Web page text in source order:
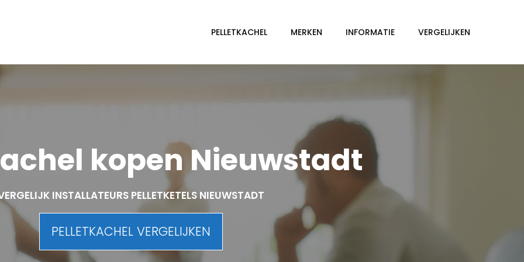
PELLETKACHEL MERKEN INFORMATIE VERGELIJKEN
kopen Nieuwstadt
INSTALLATEURS PELLETKETELS NIEUWSTADT
PELLETKACHEL VERGELIJKEN